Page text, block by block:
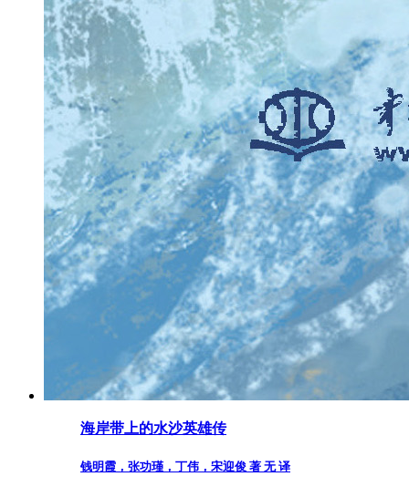
海岸带上的水沙英雄传
钱明霞，张功瑾，丁伟，宋迎俊 著 无 译